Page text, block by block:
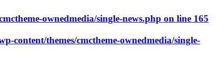
ownedmedia/single-news.php on line 165
content/themes/cmctheme-ownedmedia/single-